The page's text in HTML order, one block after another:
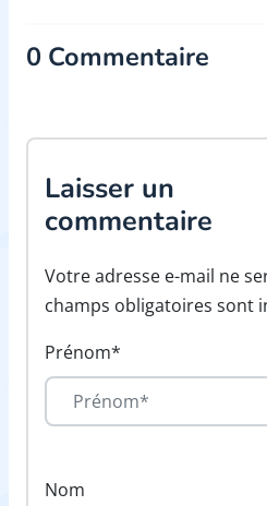
0 Commentaire
Laisser un
commentaire
Votre adresse e-mail ne
champs obligatoires sont
Prénom*
Nom